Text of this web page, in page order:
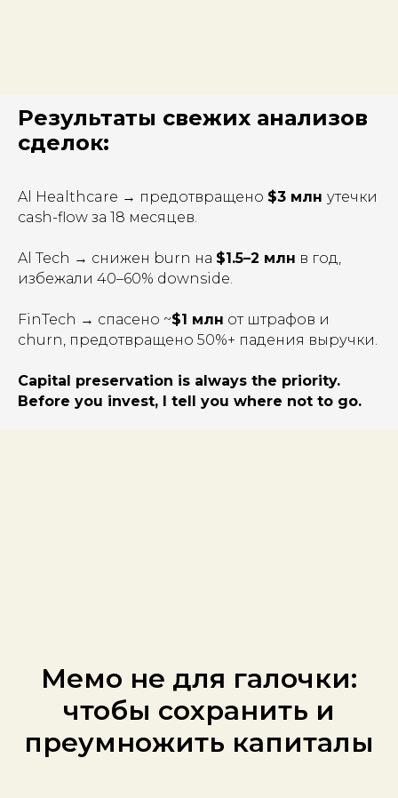
Результаты свежих анализов
сделок:
Al Healthcare → предотвращено $3 млн утечки
cash-flow за 18 месяцев.
Al Tech → снижен burn на $1.5–2 млн в год,
избежали 40–60% downside.
FinTech → спасено ~$1 млн от штрафов и
churn, предотвращено 50%+ падения выручки.
Capital preservation is always the priority.
Before you invest, I tell you where not to go.
Мемо не для галочки:
чтобы сохранить и
преумножить капиталы